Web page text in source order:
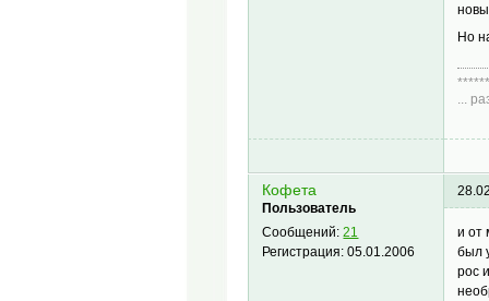
Но
...
Кофета
Пользователь
Сообщений:21
Регистрация:05.01.2006
и от
был
рос